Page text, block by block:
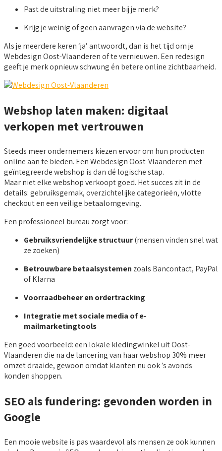
Past de uitstraling niet meer bij je merk?
Krijg je weinig of geen aanvragen via de website?
Als je meerdere keren ‘ja’ antwoordt, dan is het tijd om je
Webdesign Oost-Vlaanderen of te vernieuwen. Een redesign
geeft je merk opnieuw schwung én betere online zichtbaarheid.
Webshop laten maken: digitaal
verkopen met vertrouwen
Steeds meer ondernemers kiezen ervoor om hun producten
online aan te bieden. Een Webdesign Oost-Vlaanderen met
geïntegreerde webshop is dan dé logische stap.
Maar niet elke webshop verkoopt goed. Het succes zit in de
details: gebruiksgemak, overzichtelijke categorieën, vlotte
checkout en een veilige betaalomgeving.
Een professioneel bureau zorgt voor:
Gebruiksvriendelijke structuur(mensen vinden snel wat
ze zoeken)
Betrouwbare betaalsystemen zoals Bancontact, PayPal
of Klarna
Voorraadbeheer en ordertracking
Integratie met sociale media of e-
mailmarketingtools
Een goed voorbeeld: een lokale kledingwinkel uit Oost-
Vlaanderen die na de lancering van haar webshop 30% meer
omzet draaide, gewoon omdat klanten nu ook ’s avonds
konden shoppen.
SEO als fundering: gevonden worden in
Google
Een mooie website is pas waardevol als mensen ze ook kunnen